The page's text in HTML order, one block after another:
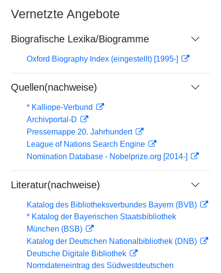
Vernetzte Angebote
Biografische Lexika/Biogramme
Oxford Biography Index (eingestellt) [1995-]
Quellen(nachweise)
* Kalliope-Verbund
Archivportal-D
Pressemappe 20. Jahrhundert
League of Nations Search Engine
Nomination Database - Nobelprize.org [2014-]
Literatur(nachweise)
Katalog des Bibliotheksverbundes Bayern (BVB)
* Katalog der Bayerischen Staatsbibliothek
München (BSB)
Katalog der Deutschen Nationalbibliothek (DNB)
Deutsche Digitale Bibliothek
Normdateneintrag des Südwestdeutschen